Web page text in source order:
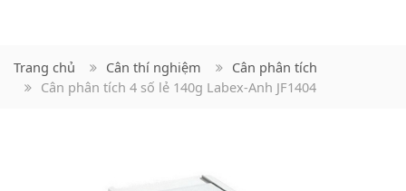
Trang chủ Cân thí nghiệm
Cân phân tích
Cân phân tích 4 số lẻ 140g Labex-Anh JF1404